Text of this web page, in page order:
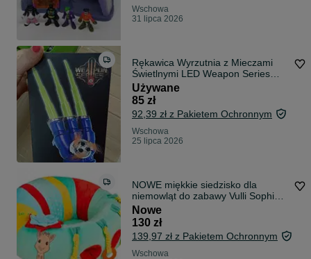
Wschowa
31 lipca 2026
Rękawica Wyrzutnia z Mieczami
Świetlnymi LED Weapon Series
Zabawka dla Dzieci
Używane
85 zł
92,39 zł z Pakietem Ochronnym
Wschowa
25 lipca 2026
NOWE miękkie siedzisko dla
niemowląt do zabawy Vulli Sophie
la Giraffe Żyrafa
Nowe
130 zł
139,97 zł z Pakietem Ochronnym
Wschowa